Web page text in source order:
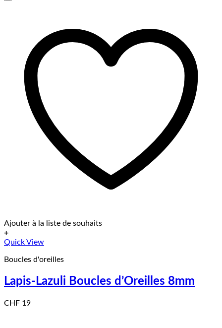
Ajouter à la liste de souhaits
+
Quick View
Boucles d'oreilles
Lapis-Lazuli Boucles d’Oreilles 8mm
CHF 19